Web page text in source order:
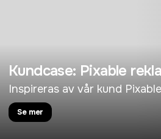
Kundcase: Pixable
Inspireras av vår kund
Se mer